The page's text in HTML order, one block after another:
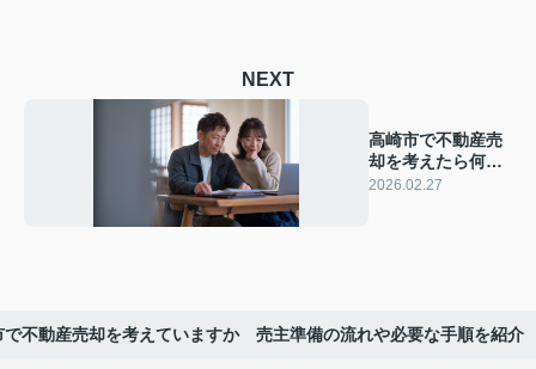
NEXT
高崎市で不動産売
却を考えたら何か
ら始める？相場や
2026.02.27
で不動産売却を考えていますか 売主準備の流れや必要な手順を紹介